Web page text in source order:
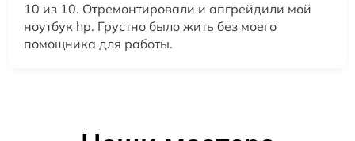
10 из 10. Отремонтировали и апгрейдили мой
ноутбук hp. Грустно было жить без моего
помощника для работы.